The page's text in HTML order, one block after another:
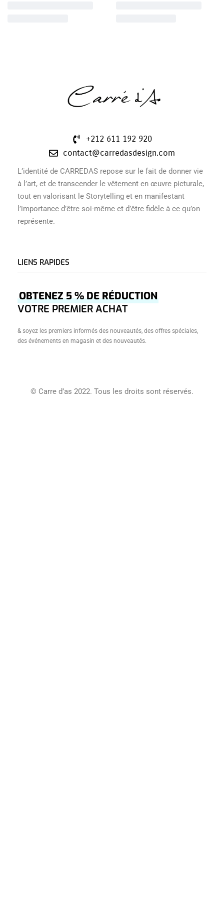
+212 611 192 920
contact@carredasdesign.com
L’identité de CARREDAS repose sur le fait de donner vie
à l’art, et de transcender le vêtement en œuvre picturale,
tout en valorisant le Storytelling et en manifestant
l’importance d’être soi-même et d’être fidèle à ce qu’on
représente.
LIENS RAPIDES
Accueil
Â Propos
Créations
OBTENEZ 5 % DE RÉDUCTION
VOTRE PREMIER ACHAT
& soyez les premiers informés des nouveautés, des offres spéciales,
des événements en magasin et des nouveautés.
© Carre d’as 2022. Tous les droits sont réservés.